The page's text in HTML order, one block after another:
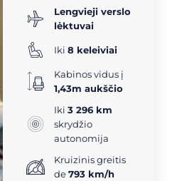
Lengvieji verslo
lėktuvai
Iki 8 keleiviai
Kabinos vidus į
1,43m aukščio
Iki 3 296 km
skrydžio
autonomija
Kruizinis greitis
de793 km/h